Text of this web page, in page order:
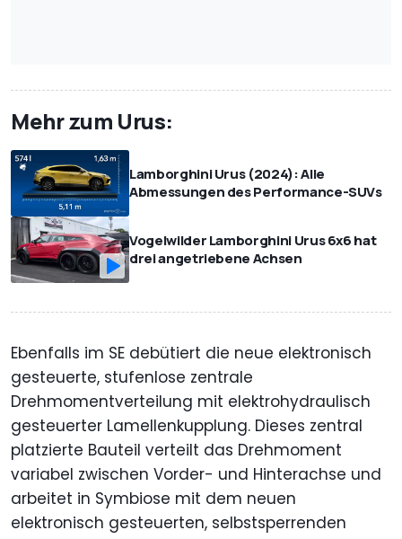
Mehr zum Urus:
Lamborghini Urus (2024): Alle
Abmessungen des Performance-SUVs
Vogelwilder Lamborghini Urus 6x6 hat
drei angetriebene Achsen
Ebenfalls im SE debütiert die neue elektronisch
gesteuerte, stufenlose zentrale
Drehmomentverteilung mit elektrohydraulisch
gesteuerter Lamellenkupplung. Dieses zentral
platzierte Bauteil verteilt das Drehmoment
variabel zwischen Vorder- und Hinterachse und
arbeitet in Symbiose mit dem neuen
elektronisch gesteuerten, selbstsperrenden